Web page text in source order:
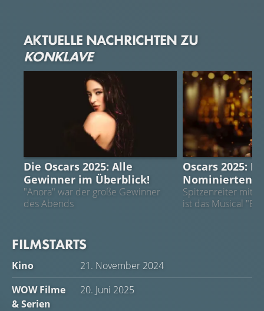
AKTUELLE NACHRICHTEN ZU
KONKLAVE
Die Oscars 2025: Alle
Gewinner im Überblick!
"Anora" war der große Gewinner
des Abends
OSCARS 2025
Oscars 2025:
Nominierten!
Spitzenreiter mit
ist das Musical
FILMSTARTS
Kino
21. November 2024
WOW Filme
& Serien
20. Juni 2025